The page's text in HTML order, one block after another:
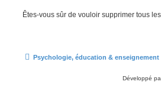
Êtes-vous sûr de vouloir supprimer tous
Psychologie, éducation & enseignement
Développé